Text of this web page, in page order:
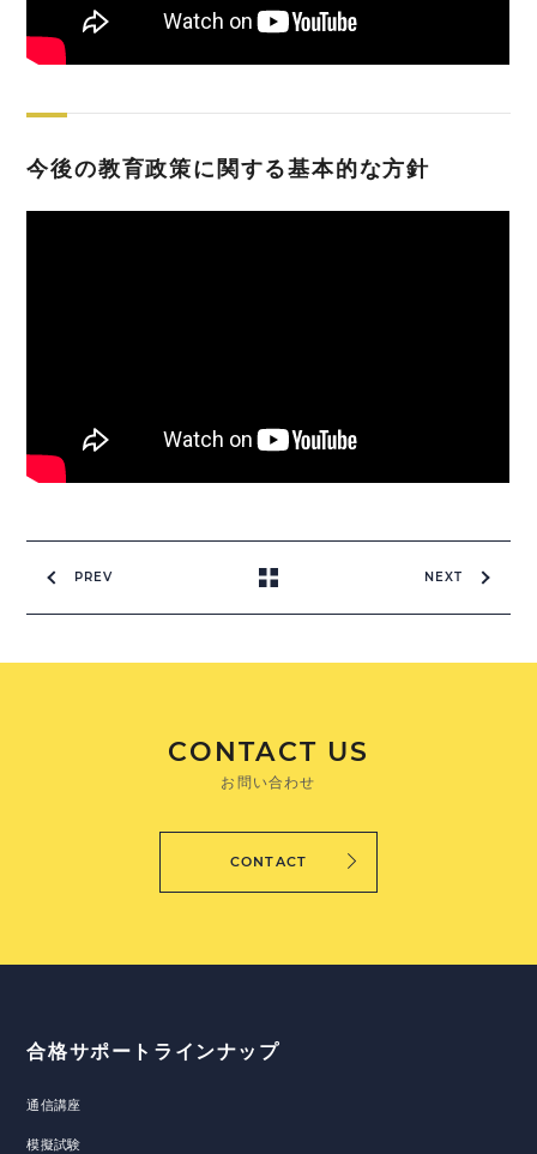
今後の教育政策に関する基本的な方針
PREV NEXT
CONTACT US
お問い合わせ
CONTACT
合格サポートラインナップ
通信講座
模擬試験